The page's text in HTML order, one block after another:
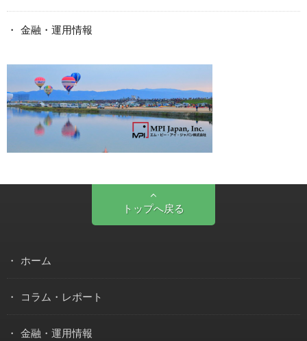
金融・運用情報
トップへ戻る
ホーム
コラム・レポート
金融・運用情報